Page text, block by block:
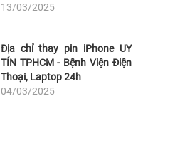
13/03/2025
Địa chỉ thay pin iPhone UY
TÍN TPHCM - Bệnh Viện Điện
Thoại, Laptop 24h
04/03/2025